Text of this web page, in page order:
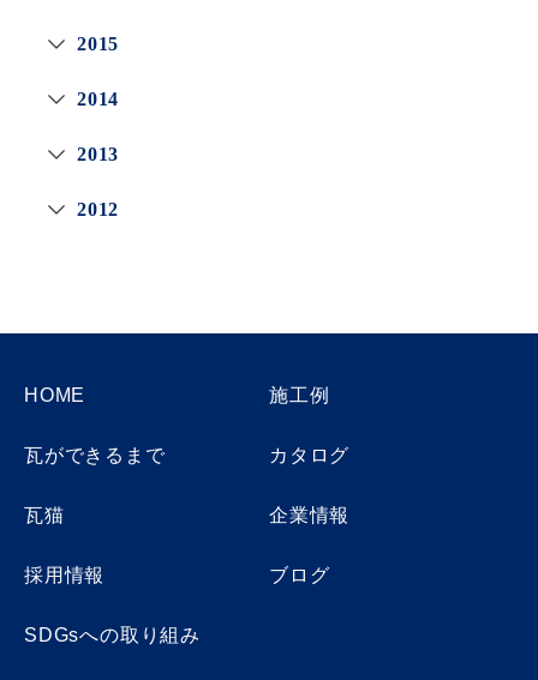
2015
2014
2013
2012
HOME 施工例
瓦ができるまで カタログ
瓦猫 企業情報
採用情報 ブログ
SDGsへの取り組み